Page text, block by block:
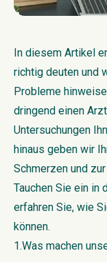
In diesem Artikel
richtig deuten und
Probleme
dringend einen
Untersuchungen
hinaus geben wir
Schmerzen und
Tauchen Sie ein in
erfahren Sie, wie
können.
1.Was machen